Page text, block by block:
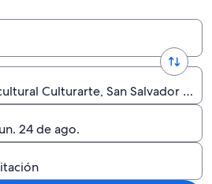
Culturarte, San Salvador de
24 de ago.